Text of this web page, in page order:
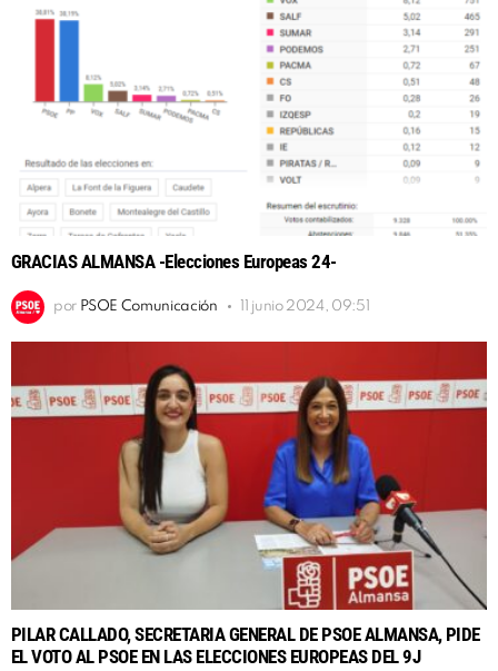
GRACIAS ALMANSA -Elecciones Europeas 24-
por PSOE Comunicación 11 junio 2024, 09:51
PILAR CALLADO, SECRETARIA GENERAL DE PSOE ALMANSA, PIDE
EL VOTO AL PSOE EN LAS ELECCIONES EUROPEAS DEL 9J